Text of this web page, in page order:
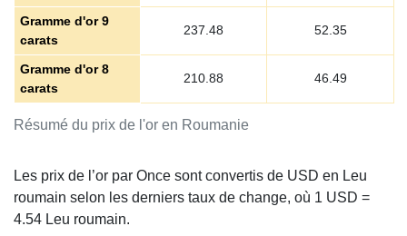
Résumé du prix de l'or en Roumanie
Gramme d'or 9
carats
237.48 52.35
Gramme d'or 8
carats
210.88 46.49
Les prix de l’or par Once sont convertis de USD en Leu
roumain selon les derniers taux de change, où 1 USD =
4.54 Leu roumain.